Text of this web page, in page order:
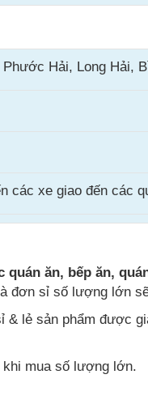
Hải, Long Hải,
các xe giao đến các
quán ăn, bếp ăn,
đơn sỉ số lượng lớn
lẻ sản phẩm được
khi mua số lượng lớn.